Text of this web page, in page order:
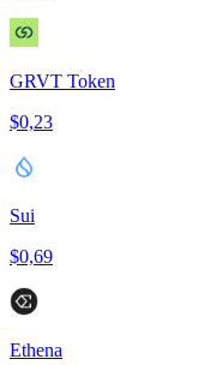
GRVT Token
$0,23
Sui
$0,69
Ethena